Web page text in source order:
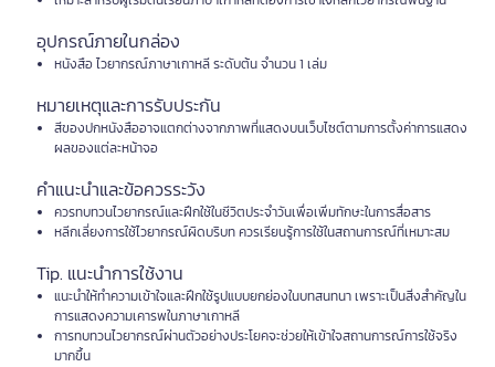
อุปกรณ์ภายในกล่อง
หนังสือ ไวยากรณ์ภาษาเกาหลี ระดับต้น จำนวน 1 เล่ม
หมายเหตุและการรับประกัน
สีของปกหนังสืออาจแตกต่างจากภาพที่แสดงบนเว็บไซต์ตามการตั้งค่าการแสดง
ผลของแต่ละหน้าจอ
คำแนะนำและข้อควรระวัง
ควรทบทวนไวยากรณ์และฝึกใช้ในชีวิตประจำวันเพื่อเพิ่มทักษะในการสื่อสาร
หลีกเลี่ยงการใช้ไวยากรณ์ผิดบริบท ควรเรียนรู้การใช้ในสถานการณ์ที่เหมาะสม
Tip. แนะนำการใช้งาน
แนะนำให้ทำความเข้าใจและฝึกใช้รูปแบบยกย่องในบทสนทนา เพราะเป็นสิ่งสำคัญใน
การแสดงความเคารพในภาษาเกาหลี
การทบทวนไวยากรณ์ผ่านตัวอย่างประโยคจะช่วยให้เข้าใจสถานการณ์การใช้จริง
มากขึ้น